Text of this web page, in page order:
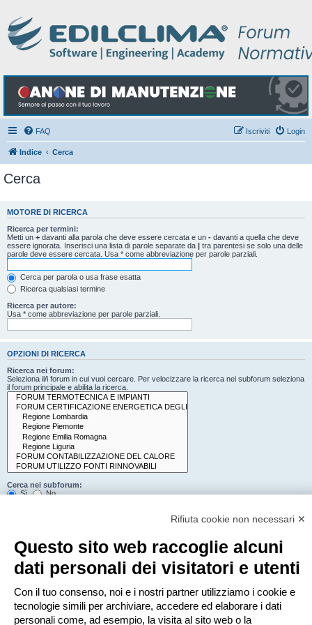
FAQ Login
Iscriviti
Indice Cerca
Cerca
MOTORE DI RICERCA
Ricerca per termini:
Metti un + davanti alla parola che deve essere cercata e un - davanti a quella che deve
essere ignorata. Inserisci una lista di parole separate da | tra parentesi se solo una delle
parole deve essere cercata. Usa * come abbreviazione per parole parziali.
Cerca per parola o usa frase esatta
Ricerca qualsiasi termine
Ricerca per autore:
Usa * come abbreviazione per parole parziali.
OPZIONI DI RICERCA
Ricerca nei forum:
Seleziona il/i forum in cui vuoi cercare. Per velocizzare la ricerca nei subforum seleziona
il forum principale e abilita la ricerca.
Cerca nei subforum:
Sì
No
Solo tra i titoli degli argomenti
Solo il primo messaggio dell’argomento
Mostra i risultati come:
Messaggi
Argomenti
Ordina risultati per:
Crescente
Decrescente
Rifiuta cookie non necessari ✕
Questo sito web raccoglie alcuni
dati personali dei visitatori e utenti
Con il tuo consenso, noi e i nostri partner utilizziamo i cookie e
tecnologie simili per archiviare, accedere ed elaborare i dati
personali come, ad esempio, la visita al sito web o la